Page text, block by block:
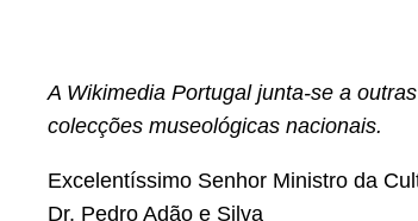
A Wikimedia Portugal junta-se a
colecções museológicas nacionais.
Excelentíssimo Senhor Ministro da
Dr. Pedro Adão e Silva